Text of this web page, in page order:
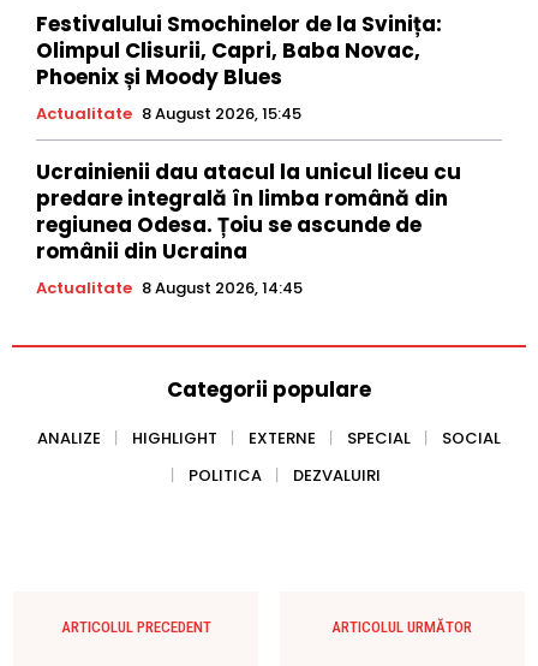
Festivalului Smochinelor de la Svinița:
Olimpul Clisurii, Capri, Baba Novac,
Phoenix și Moody Blues
Actualitate 8 August 2026, 15:45
Ucrainienii dau atacul la unicul liceu cu
predare integrală în limba română din
regiunea Odesa. Țoiu se ascunde de
românii din Ucraina
Actualitate 8 August 2026, 14:45
Categorii populare
ANALIZE HIGHLIGHT EXTERNE SPECIAL
SOCIAL
POLITICA
DEZVALUIRI
ARTICOLUL PRECEDENT ARTICOLUL URMĂTOR